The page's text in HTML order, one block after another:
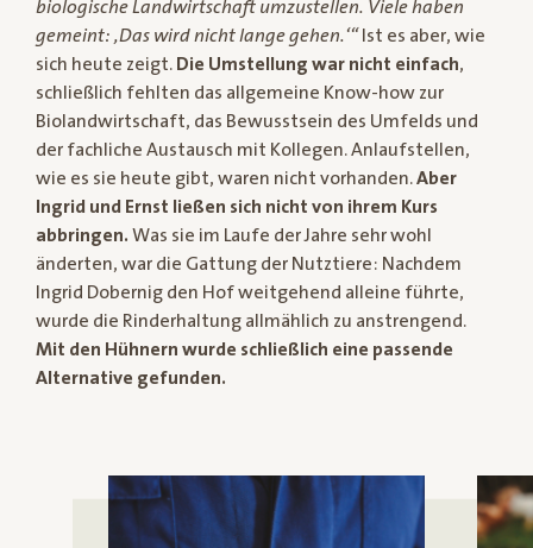
biologische Landwirtschaft umzustellen. Viele haben
gemeint: ‚Das wird nicht lange gehen.‘“Ist es aber, wie
sich heute zeigt. Die Umstellung war nicht einfach,
schließlich fehlten das allgemeine Know-how zur
Biolandwirtschaft, das Bewusstsein des Umfelds und
der fachliche Austausch mit Kollegen. Anlaufstellen,
wie es sie heute gibt, waren nicht vorhanden.Aber
Ingrid und Ernst ließen sich nicht von ihrem Kurs
abbringen. Was sie im Laufe der Jahre sehr wohl
änderten, war die Gattung der Nutztiere: Nachdem
Ingrid Dobernig den Hof weitgehend alleine führte,
wurde die Rinderhaltung allmählich zu anstrengend.
Mit den Hühnern wurde schließlich eine passende
Alternative gefunden.